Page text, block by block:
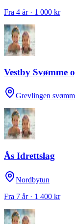
Fra 4 år · 1 000 kr
Vestby Svømme
Grevlingen
Ås Idrettslag
Nordbytun
Fra 7 år · 1 400 kr